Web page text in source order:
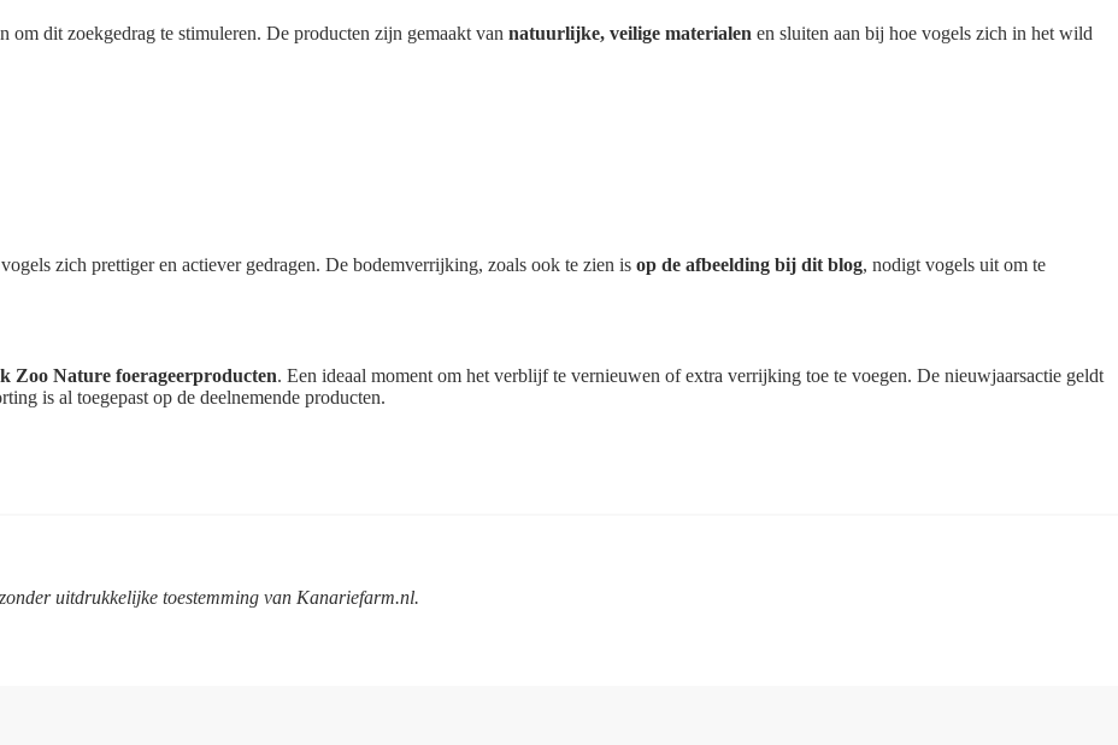
dit zoekgedrag te stimuleren. De producten zijn gemaakt van natuurlijke, veilige materialen en sluiten aan bij hoe vogels zich in het wild
zich prettiger en actiever gedragen. De bodemverrijking, zoals ook te zien is op de afbeelding bij dit blog, nodigt vogels uit om te
Zoo Nature foerageerproducten. Een ideaal moment om het verblijf te vernieuwen of extra verrijking toe te voegen. De nieuwjaarsactie geldt
is al toegepast op de deelnemende producten.
uitdrukkelijke toestemming van Kanariefarm.nl.